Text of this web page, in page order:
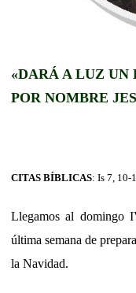
«DARÁ A LUZ UN
POR NOMBRE
CITAS BÍBLICAS: Is 7, 10-
Llegamos al domingo
última semana de
la Navidad.